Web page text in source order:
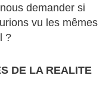
demander si
vu les mêmes
?
DE LA REALITE